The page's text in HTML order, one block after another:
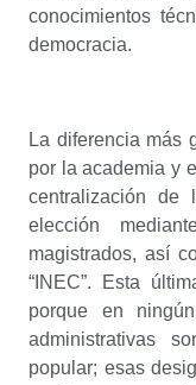
conocimientos
democracia.
La diferencia más
por la academia y
centralización de
elección
magistrados, así
“INEC”. Esta
porque en
administrativas
popular; esas